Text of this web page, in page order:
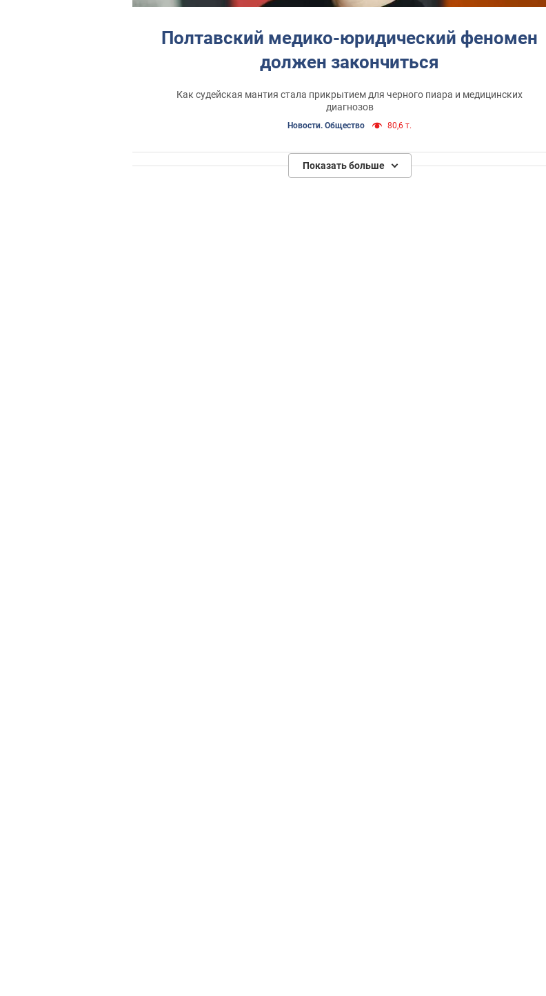
Полтавский медико-юридический феномен
должен закончиться
Как судейская мантия стала прикрытием для черного пиара и медицинских
диагнозов
Новости. Общество 80,6 т.
Показать больше